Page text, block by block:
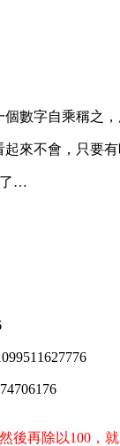
個數字自乘稱之
起來不會，只要
…
後再除以100，